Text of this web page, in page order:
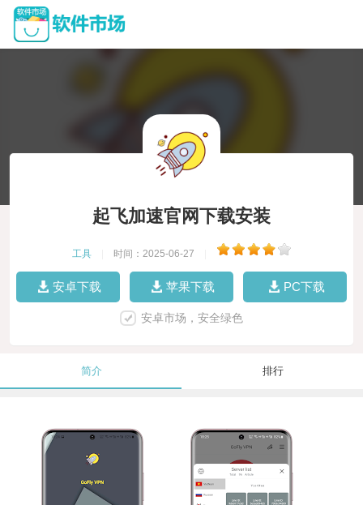
起飞加速官网下载安装
工具 时间：2025-06-27
安卓下载 苹果下载 PC下载
安卓市场，安全绿色
简介 排行